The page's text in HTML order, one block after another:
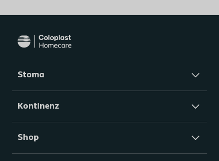
Stoma
Kontinenz
Shop